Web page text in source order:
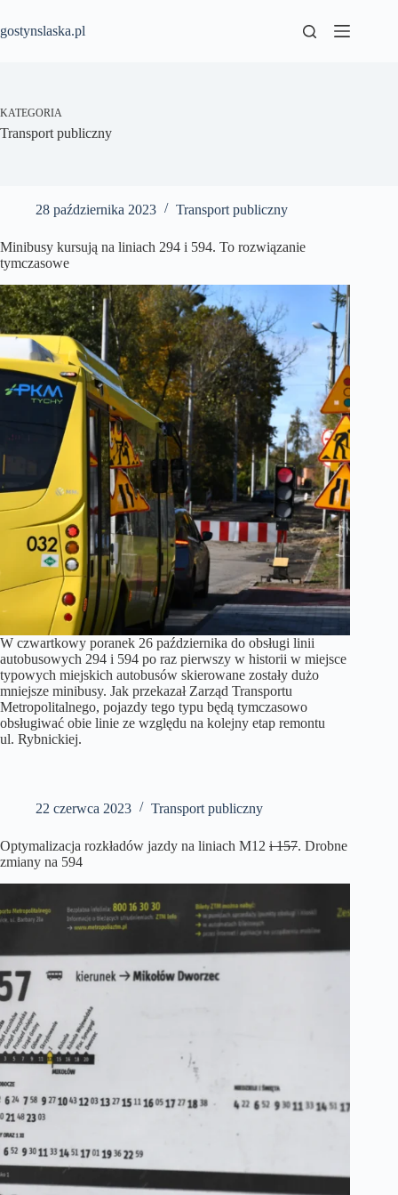
treści
gostynslaska.pl
KATEGORIA
Transport publiczny
28 października 2023 Transport publiczny
Minibusy kursują na liniach 294 i 594. To rozwiązanie
tymczasowe
W czwartkowy poranek 26 października do obsługi linii
autobusowych 294 i 594 po raz pierwszy w historii w miejsce
typowych miejskich autobusów skierowane zostały dużo
mniejsze minibusy. Jak przekazał Zarząd Transportu
Metropolitalnego, pojazdy tego typu będą tymczasowo
obsługiwać obie linie ze względu na kolejny etap remontu
ul. Rybnickiej.
22 czerwca 2023 Transport publiczny
Optymalizacja rozkładów jazdy na liniach M12 i 157. Drobne
zmiany na 594